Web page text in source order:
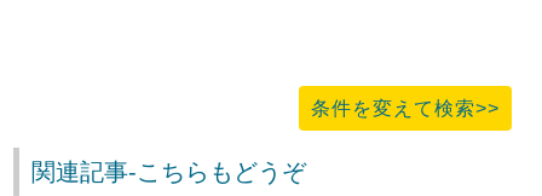
条件を変えて検索>>
関連記事-こちらもどうぞ